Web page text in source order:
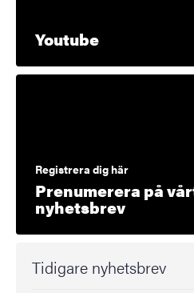
YoutubeExtern länk
Registrera dig här
Prenumerera på
nyhetsbrevExtern
Tidigare nyhetsbrev